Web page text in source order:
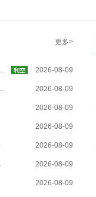
更多>
基金异常波动暨投资风险提示的公告 2026-08-09
吃长期趋势的高胜率完整交易策略 2026-08-09
2026-08-09
2026-08-09
2026-08-09
已反馈” 2026-08-09
2026-08-09